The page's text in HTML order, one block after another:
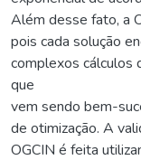
Além desse fato, a
pois cada solução
complexos cálculos
que
vem sendo bem-
de otimização. A
OGCIN é feita